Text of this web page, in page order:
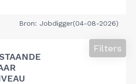
Bron: Jobdigger(04-08-2026)
Filters